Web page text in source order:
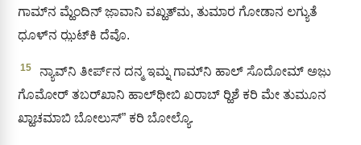
ಗಾಮ್‌ನ ಮ್ಹೆಂದಿನ್ ಜಾ಼ವಾನಿ ವಖ್ಹತ್‌ಮ, ತುಮಾರ ಗೋಡಾನ ಲಗ್ಯುತೆ
ಧೂಳ್‌ನ ಝ಼ಟ್‌ಕಿ ದೆವೊ.
15
ನ್ಯಾವ್‍ನಿ ತೀರ್ಪ್‌ನ ದನ್ಮ ಇಮ್ನ ಗಾಮ್‌ನಿ ಹಾಲ್‌ ಸೊದೋಮ್ ಅಜು಼
ಗೊಮೋರ್‌ ತಬರ್‌ಖಾನಿ ಹಾಲ್‌ಥೀಬಿ ಖರಾಬ್ ರ‍್ಹಿಶೆ ಕರಿ ಮೇ ತುಮೂನ
ಖ್ಹಾಚಮಾಬಿ ಬೋಲುಸ್” ಕರಿ ಬೋಲ್ಯೊ.